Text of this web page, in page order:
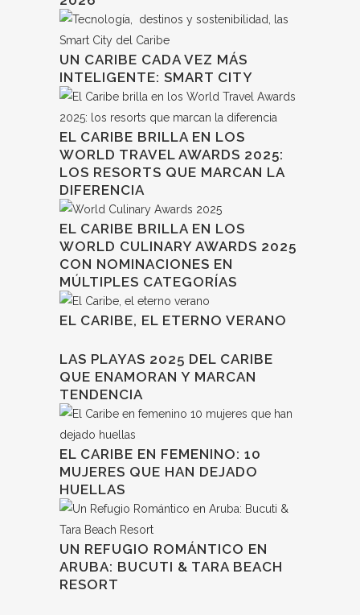
UN CARIBE CADA VEZ MÁS
INTELIGENTE: SMART CITY
EL CARIBE BRILLA EN LOS
WORLD TRAVEL AWARDS 2025:
LOS RESORTS QUE MARCAN LA
DIFERENCIA
EL CARIBE BRILLA EN LOS
WORLD CULINARY AWARDS 2025
CON NOMINACIONES EN
MÚLTIPLES CATEGORÍAS
EL CARIBE, EL ETERNO VERANO
LAS PLAYAS 2025 DEL CARIBE
QUE ENAMORAN Y MARCAN
TENDENCIA
EL CARIBE EN FEMENINO: 10
MUJERES QUE HAN DEJADO
HUELLAS
UN REFUGIO ROMÁNTICO EN
ARUBA: BUCUTI & TARA BEACH
RESORT